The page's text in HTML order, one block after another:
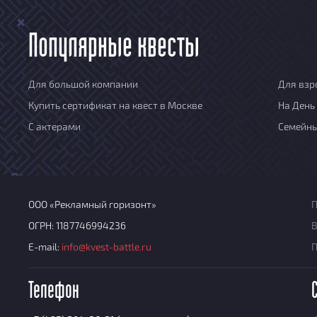
Популярные квесты
Для большой компании Для
Купить сертификат на квест в Москве
На
С актерами
ООО «Рекламный горизонт»
ОГРН: 1187746994236
E-mail: info@kvest-battle.ru
Телефон